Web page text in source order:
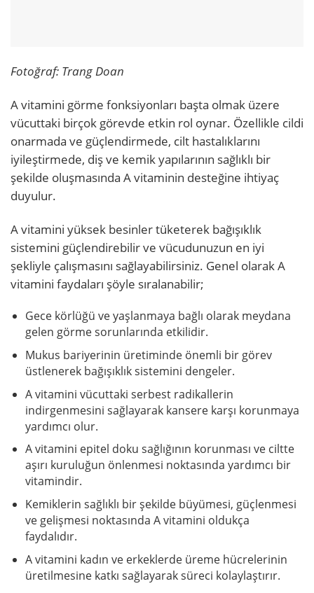
Fotoğraf: Trang Doan
A vitamini görme fonksiyonları başta olmak üzere
vücuttaki birçok görevde etkin rol oynar. Özellikle cildi
onarmada ve güçlendirmede, cilt hastalıklarını
iyileştirmede, diş ve kemik yapılarının sağlıklı bir
şekilde oluşmasında A vitaminin desteğine ihtiyaç
duyulur.
A vitamini yüksek besinler tüketerek bağışıklık
sistemini güçlendirebilir ve vücudunuzun en iyi
şekliyle çalışmasını sağlayabilirsiniz. Genel olarak A
vitamini faydaları şöyle sıralanabilir;
Gece körlüğü ve yaşlanmaya bağlı olarak meydana
gelen görme sorunlarında etkilidir.
Mukus bariyerinin üretiminde önemli bir görev
üstlenerek bağışıklık sistemini dengeler.
A vitamini vücuttaki serbest radikallerin
indirgenmesini sağlayarak kansere karşı korunmaya
yardımcı olur.
A vitamini epitel doku sağlığının korunması ve ciltte
aşırı kuruluğun önlenmesi noktasında yardımcı bir
vitamindir.
Kemiklerin sağlıklı bir şekilde büyümesi, güçlenmesi
ve gelişmesi noktasında A vitamini oldukça
faydalıdır.
A vitamini kadın ve erkeklerde üreme hücrelerinin
üretilmesine katkı sağlayarak süreci kolaylaştırır.